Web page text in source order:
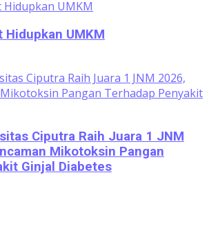
Hidupkan UMKM
Ciputra Raih Juara 1 JNM
Mikotoksin Pangan
Ginjal Diabetes